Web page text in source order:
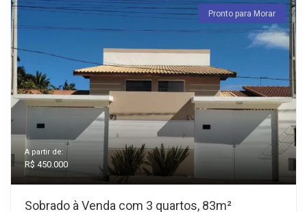
Pronto para Morar
A partir de:
R$ 450.000
Sobrado à Venda com 3 quartos, 83m²